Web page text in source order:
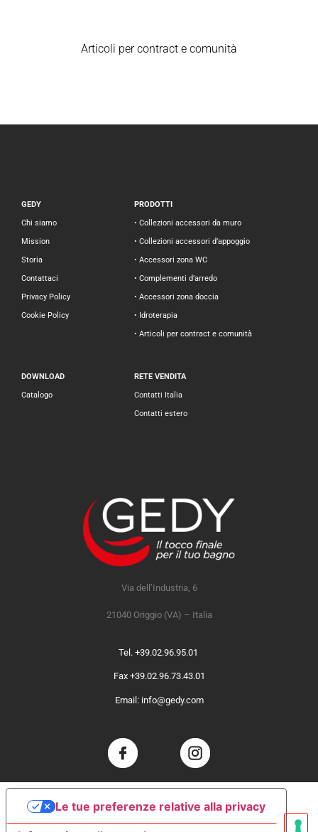
Articoli per contract e comunità
GEDY
Chi siamo
Mission
Storia
Contattaci
Privacy Policy
Cookie Policy
PRODOTTI
• Collezioni accessori da muro
• Collezioni accessori d’appoggio
• Accessori zona WC
• Complementi d’arredo
• Accessori zona doccia
• Idroterapia
• Articoli per contract e comunità
DOWNLOAD
Catalogo
RETE VENDITA
Contatti Italia
Contatti estero
Via dell’Industria, 6
21040 Origgio (VA) – Italia
Tel. +39.02.96.95.01
Fax +39.02.96.73.43.01
Email: info@gedy.com
Le tue preferenze relative alla privacy